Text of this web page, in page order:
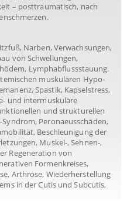
– posttraumatisch, nach
Narben, Verwachsungen,
von Schwellungen,
Lymphabflussstauung.
muskulären Hypo-
Spastik, Kapselstress,
und intermuskuläre
und strukturellen
Peronaeusschäden,
Beschleunigung der
Muskel-, Sehnen-,
Regeneration von
Formenkreises,
Arthrose, Wiederherstellung
in der Cutis und Subcutis,